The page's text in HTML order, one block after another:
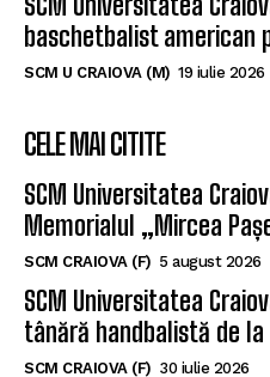
SCM U CRAIOVA (M) 21 iulie 2026
SCM Universitatea
baschetbalist american
CELE MAI CITITE
SCM Universitatea
Memorialul „Mircea
SCM CRAIOVA (F) 5 august 2026
SCM Universitatea